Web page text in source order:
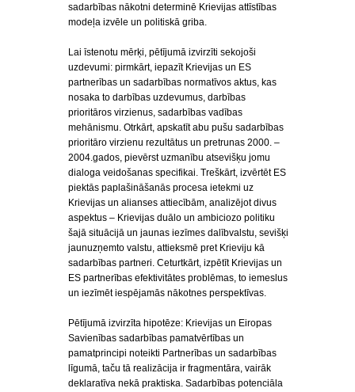
sadarbības nākotni determinē Krievijas attīstības
modeļa izvēle un politiskā griba.
Lai īstenotu mērķi, pētījumā izvirzīti sekojoši
uzdevumi: pirmkārt, iepazīt Krievijas un ES
partnerības un sadarbības normatīvos aktus, kas
nosaka to darbības uzdevumus, darbības
prioritāros virzienus, sadarbības vadības
mehānismu. Otrkārt, apskatīt abu pušu sadarbības
prioritāro virzienu rezultātus un pretrunas 2000. –
2004.gados, pievērst uzmanību atsevišķu jomu
dialoga veidošanas specifikai. Treškārt, izvērtēt ES
piektās paplašināšanās procesa ietekmi uz
Krievijas un alianses attiecībām, analizējot divus
aspektus – Krievijas duālo un ambiciozo politiku
šajā situācijā un jaunas iezīmes dalībvalstu, sevišķi
jaunuzņemto valstu, attieksmē pret Krieviju kā
sadarbības partneri. Ceturtkārt, izpētīt Krievijas un
ES partnerības efektivitātes problēmas, to iemeslus
un iezīmēt iespējamās nākotnes perspektīvas.
Pētījumā izvirzīta hipotēze: Krievijas un Eiropas
Savienības sadarbības pamatvērtības un
pamatprincipi noteikti Partnerības un sadarbības
līgumā, taču tā realizācija ir fragmentāra, vairāk
deklaratīva nekā praktiska. Sadarbības potenciāla